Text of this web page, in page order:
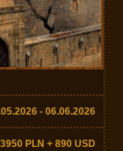
- 06.06.2026
3950 PLN + 890 USD